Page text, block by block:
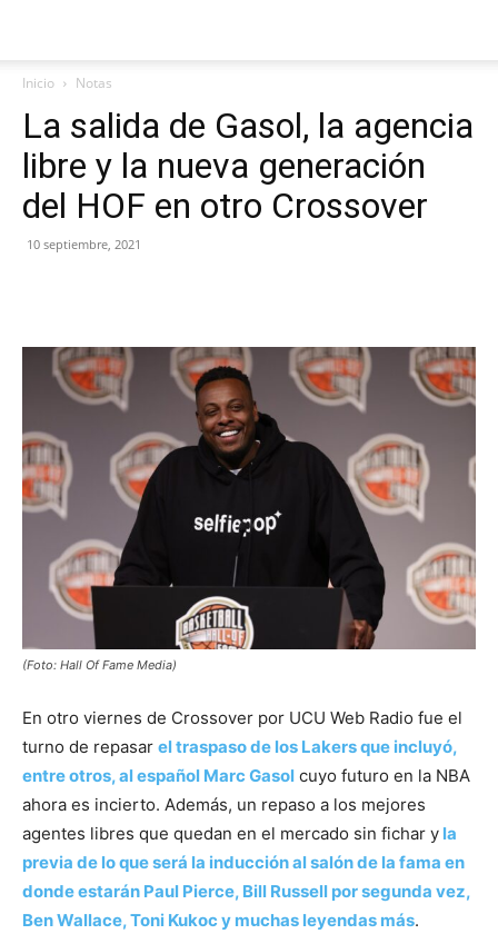
Inicio Notas
La salida de Gasol, la agencia
libre y la nueva generación
del HOF en otro Crossover
10 septiembre, 2021
(Foto: Hall Of Fame Media)
En otro viernes de Crossover por UCU Web Radio fue el
turno de repasar el traspaso de los Lakers que incluyó,
entre otros, al español Marc Gasol cuyo futuro en la NBA
ahora es incierto. Además, un repaso a los mejores
agentes libres que quedan en el mercado sin fichar y la
previa de lo que será la inducción al salón de la fama en
donde estarán Paul Pierce, Bill Russell por segunda vez,
Ben Wallace, Toni Kukoc y muchas leyendas más.